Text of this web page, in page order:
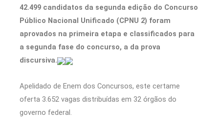
42.499 candidatos da segunda edição do Concurso
Público Nacional Unificado (CPNU 2) foram
aprovados na primeira etapa e classificados para
a segunda fase do concurso, a da prova
discursiva.
Apelidado de Enem dos Concursos, este certame
oferta 3.652 vagas distribuídas em 32 órgãos do
governo federal.